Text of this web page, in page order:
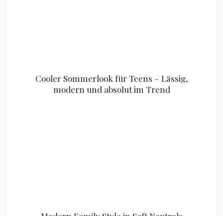
Cooler Sommerlook für Teens – Lässig,
modern und absolut im Trend